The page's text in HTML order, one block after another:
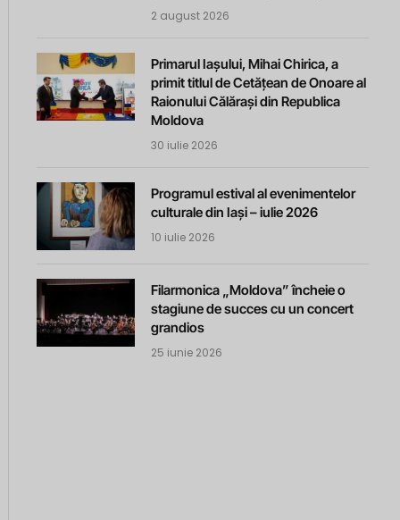
2 august 2026
Primarul Iașului, Mihai Chirica, a
primit titlul de Cetățean de Onoare al
Raionului Călărași din Republica
Moldova
30 iulie 2026
Programul estival al evenimentelor
culturale din Iași – iulie 2026
10 iulie 2026
Filarmonica „Moldova” încheie o
stagiune de succes cu un concert
grandios
25 iunie 2026